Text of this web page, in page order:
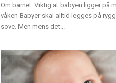
Om barnet: Viktig at babyen ligger på
våken Babyer skal alltid legges på ryggen når de skal
sove. Men mens det...